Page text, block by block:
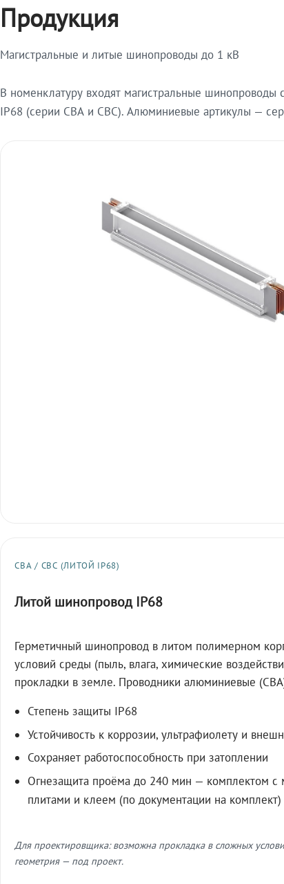
Продукция
Магистральные и литые шинопроводы до 1 кВ
В номенклатуру входят магистральные
IP68 (серии СВА и СВС). Алюминиевые артикулы —
СВА / СВС (ЛИТОЙ IP68)
Литой шинопровод IP68
Герметичный шинопровод в литом полимерном
условий среды (пыль, влага, химические
прокладки в земле. Проводники алюминиевые
Степень защиты IP68
Устойчивость к коррозии, ультрафиолету и
Сохраняет работоспособность при затоплении
Огнезащита проёма до 240 мин — комплектом с
плитами и клеем (по документации на комплект)
Для проектировщика: возможна прокладка в сложных
геометрия — под проект.